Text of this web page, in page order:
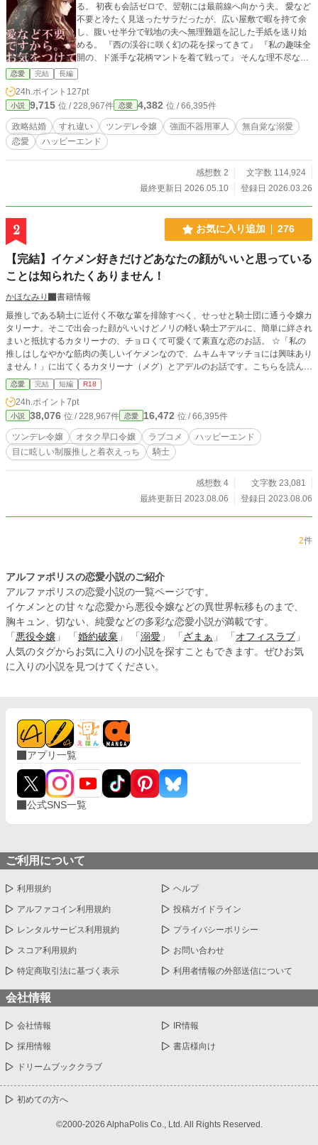
る。 初夜も会話ゼロで、翌朝には最前線へ向かう夫。 愛など
不要と冷たく見送ったサラだったが、広い屋敷で暇を持て余
し、腹いせ半分で戦地の夫へ無理難題を記した手紙を送り始
める。 『西の渓谷に咲く幻の花を採ってきて』 『私の趣味全
開の、ド派手な花柄マントを着て戦って』 そんな理不尽な要
求に「しゃーねーな」と文句を言いつつ応え続ける不器用な
夫の誠実さに、サラは次第に惹かれていく。 そんなある日、
夫の部隊が孤立し、無情にも戦死公報が届く。 悲しむ間もな
く次の政略結婚を企む両親に、サラはついにブチ切れた。 商
人の娘としての手腕を振るって実家の物流を乗っ取り、両親
に絶縁を叩きつけると、自ら補給物資と特製のスパイスを抱
えて最前線へと乗り込んでいく。 これは、最悪の政略結婚か
の匂いを頼りに本当の夫婦になるまでの、愛と奇跡のラブス
恋愛 完結 長編
24h.ポイント 127pt
小説 9,715 位 / 228,967件 恋愛 4,382 位 / 66,395件
政略結婚 すれ違い ツンデレ令嬢 強面不器用軍人
無自覚な溺愛
恋愛
ハッピーエンド
感想数 2
文字数 114,924
最終更新日 2026.05.10
登録日 2026.03.26
2 お気に入り追加 276
【完結】イケメン好きだけどあなたの顔がいいと思っている
ことは知られたくありません！
かほなみり
書籍情報
最推しである騎士に近付く不敬な輩を排除すべく、せっせと騎士団に通う令嬢カ
タリーナ。そこで出会った顔がいいけどノリの軽い騎士アデルに、簡単に絆され
まいと抵抗するカタリーナの、チョロくて可愛くて素直な恋のお話。 ☆「私の
推しはしなやかな筋肉の美しいイケメンなので、ムキムキマッチョには興味あり
ません！」に出てくるカタリーナ（メグ）とアデルのお話です。こちらを読んで
いなくても読めます。 ☆他サイトにも掲載しています。
恋愛 完結 短編 R18
24h.ポイント 7pt
小説 38,076 位 / 228,967件 恋愛 16,472 位 / 66,395件
ツンデレ令嬢 オタク早口令嬢 ラブコメ
ハッピーエンド
目に眩しい制服推しと着衣えっち
騎士
感想数 4
文字数 23,081
最終更新日 2023.08.06
登録日 2023.08.06
2件
アルファポリスの恋愛小説のご紹介
アルファポリスの恋愛小説の一覧ページです。
イケメンとの甘々な恋愛から悪役令嬢などの異世界転移ものまで、
胸キュン、切ない、純愛などの多彩な恋愛小説が満載です。
「 悪役令嬢 」 「 婚約破棄 」 「 溺愛 」 「 ざまぁ 」 「 オフィスラブ 」
人気のタグからお気に入りの小説を探すこともできます。ぜひお気
に入りの小説を見つけてください。
アプリ一覧
公式SNS一覧
ご利用について
利用規約 ヘルプ
アルファコイン利用規約 投稿ガイドライン
レンタルサービス利用規約 プライバシーポリシー
スコア利用規約 お問い合わせ
特定商取引法に基づく表示 利用者情報の外部送信について
会社情報
会社情報 IR情報
採用情報 書店様向け
ドリームブッククラブ
初めての方へ
©2000-2026 AlphaPolis Co., Ltd. All Rights Reserved.